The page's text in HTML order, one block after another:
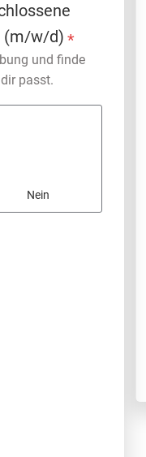
(m/w/d) *
und finde
passt.
Nein